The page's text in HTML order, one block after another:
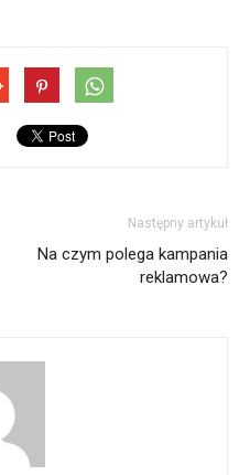
Następny artykuł
Na czym polega kampania
reklamowa?